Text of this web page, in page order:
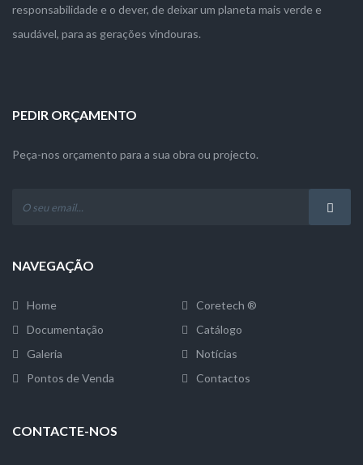
responsabilidade e o dever, de deixar um planeta mais verde e
saudável, para as gerações vindouras.
PEDIR ORÇAMENTO
Peça-nos orçamento para a sua obra ou projecto.
NAVEGAÇÃO
Home
Coretech ®
Documentação
Catálogo
Galeria
Notícias
Pontos de Venda
Contactos
CONTACTE-NOS